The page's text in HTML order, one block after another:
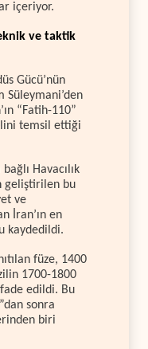
içeriyor.
ve taktik
Gücü’nün
Süleymani’den
“Fatih-110”
temsil ettiği
Havacılık
geliştirilen bu
ve
İran’ın en
kaydedildi.
füze, 1400
1700-1800
edildi. Bu
sonra
biri